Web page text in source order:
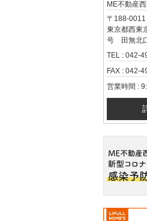
ME不動産
〒188-0011
東京都西東
号 田無北
TEL : 042-
FAX : 042-
営業時間 :